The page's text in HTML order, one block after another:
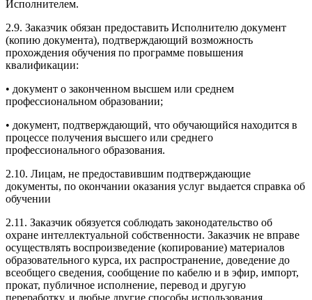
Исполнителем.
2.9. Заказчик обязан предоставить Исполнителю документ
(копию документа), подтверждающий возможность
прохождения обучения по программе повышения
квалификации:
• документ о законченном высшем или среднем
профессиональном образовании;
• документ, подтверждающий, что обучающийся находится в
процессе получения высшего или среднего
профессионального образования.
2.10. Лицам, не предоставившим подтверждающие
документы, по окончании оказания услуг выдается справка об
обучении
2.11. Заказчик обязуется соблюдать законодательство об
охране интеллектуальной собственности. Заказчик не вправе
осуществлять воспроизведение (копирование) материалов
образовательного курса, их распространение, доведение до
всеобщего сведения, сообщение по кабелю и в эфир, импорт,
прокат, публичное исполнение, перевод и другую
переработку, и любые другие способы использования,